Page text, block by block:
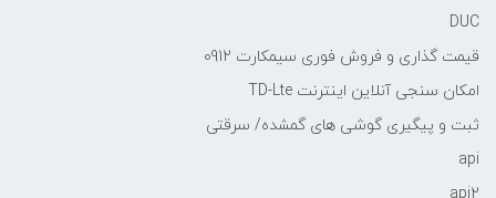
DUC
قیمت گذاری و فروش فوری سیمکارت 0912
امکان سنجی آنلاین اینترنت TD-Lte
ثبت و پیگیری گوشی های گمشده/ سرقتی
api